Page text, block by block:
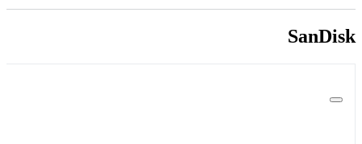
SanDisk